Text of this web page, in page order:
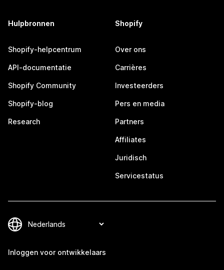
Hulpbronnen
Shopify-helpcentrum
API-documentatie
Shopify Community
Shopify-blog
Research
Shopify
Over ons
Carrières
Investeerders
Pers en media
Partners
Affiliates
Juridisch
Servicestatus
Inloggen voor ontwikkelaars